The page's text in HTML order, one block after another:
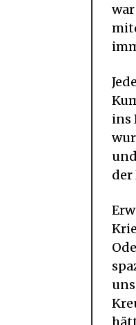
ins
der